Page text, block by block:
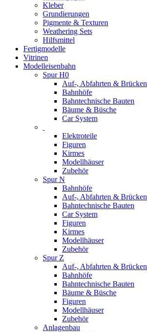
Kleber
Grundierungen
Pigmente & Texturen
Weathering Sets
Hilfsmittel
Fertigmodelle
Vitrinen
Modelleisenbahn
Spur H0
Auf-, Abfahrten & Brücken
Bahnhöfe
Bahntechnische Bauten
Bäume & Büsche
Car System
Elektroteile
Figuren
Kirmes
Modellhäuser
Zubehör
Spur N
Bahnhöfe
Auf-, Abfahrten & Brücken
Bahntechnische Bauten
Car System
Figuren
Kirmes
Modellhäuser
Zubehör
Spur Z
Auf-, Abfahrten & Brücken
Bahnhöfe
Bahntechnische Bauten
Bäume & Büsche
Figuren
Modellhäuser
Zubehör
Anlagenbau